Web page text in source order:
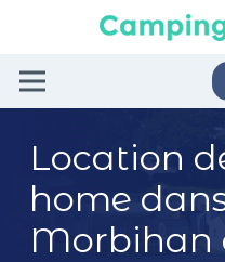
Location
home
Morbihan